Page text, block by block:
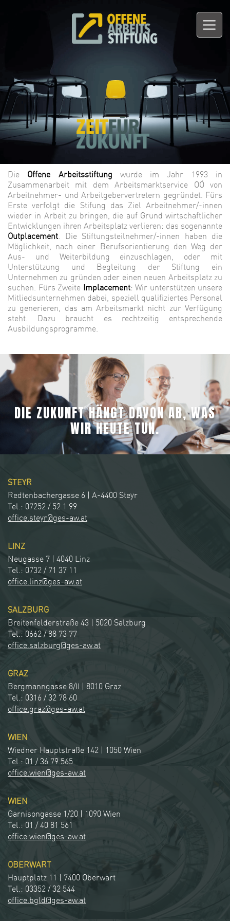
Die Offene Arbeitsstiftung wurde im Jahr 1993 in
Zusammenarbeit mit dem Arbeitsmarktservice OÖ von
Arbeitnehmer- und Arbeitgebervertretern gegründet. Fürs
Erste verfolgt die Stifung das Ziel Arbeitnehmer/-innen
wieder in Arbeit zu bringen, die auf Grund wirtschaftlicher
Entwicklungen ihren Arbeitsplatz verlieren: das sogenannte
Outplacement. Die Stiftungsteilnehmer/-innen haben die
Möglichkeit, nach einer Berufsorientierung den Weg der
Aus- und Weiterbildung einzuschlagen, oder mit
Unterstützung und Begleitung der Stiftung ein
Unternehmen zu gründen oder einen neuen Arbeitsplatz zu
suchen. Fürs Zweite Implacement: Wir unterstützen unsere
Mitliedsunternehmen dabei, speziell qualifiziertes Personal
zu generieren, das am Arbeitsmarkt nicht zur Verfügung
steht. Dazu braucht es rechtzeitig entsprechende
Ausbildungsprogramme.
DIE ZUKUNFT HÄNGT DAVON AB, WAS
WIR HEUTE TUN.
STEYR
Redtenbachergasse 6 | A-4400 Steyr
Tel.: 07252 / 52 1 99
office.steyr@ges-aw.at
LINZ
Neugasse 7 | 4040 Linz
Tel.: 0732 / 71 37 11
office.linz@ges-aw.at
SALZBURG
Breitenfelderstraße 43 | 5020 Salzburg
Tel.: 0662 / 88 73 77
office.salzburg@ges-aw.at
GRAZ
Bergmanngasse 8/II | 8010 Graz
Tel.: 0316 / 32 78 60
office.graz@ges-aw.at
WIEN
Wiedner Hauptstraße 142 | 1050 Wien
Tel.: 01 / 36 79 565
office.wien@ges-aw.at
WIEN
Garnisongasse 1/20 | 1090 Wien
Tel.: 01 / 40 81 561
office.wien@ges-aw.at
OBERWART
Hauptplatz 11 | 7400 Oberwart
Tel.: 03352 / 32 544
office.bgld@ges-aw.at